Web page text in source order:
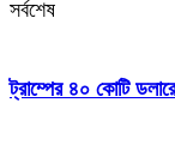
সর্বশেষ
ট্রাম্পের ৪০ কোটি